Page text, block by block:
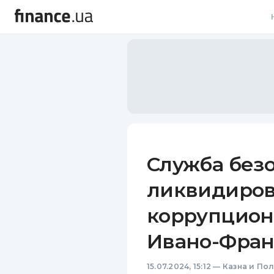
Служба
Ивано-
15.07.2024, 15:12 — Казна и